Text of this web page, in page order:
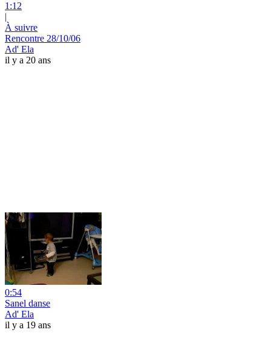
1:12
|
À suivre
Rencontre 28/10/06
Ad' Ela
il y a 20 ans
0:54
Sanel danse
Ad' Ela
il y a 19 ans